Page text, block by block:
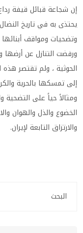
إن شجاعة قبائل قيفة
يحتذى به في تاريخ
وتضحيات ومواقف
ورفضت التنازل عن أرضها
الحوثية ، ولم تقتصر
إلى تمسكها بالحرية
ومثالاً حياً على التضحية
الخضوع والذل والهوان
والارتزاق التابعة لإيران.